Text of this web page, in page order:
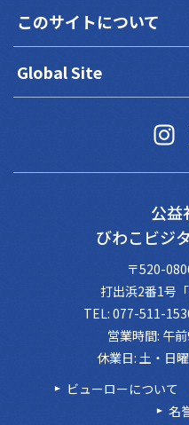
このサイトについて
Global Site
公益
びわこビジ
〒520-
打出浜2番1号
TEL: 077-511-
営業時間: 午
休業日: 土・日
ビューローについて
名